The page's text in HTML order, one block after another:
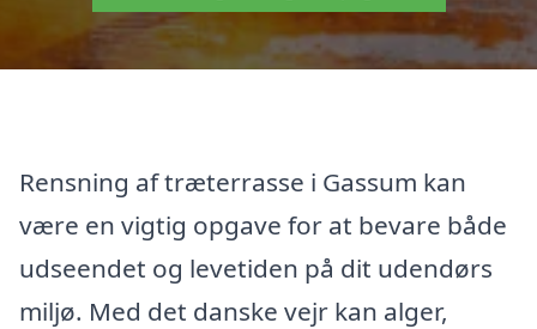
Rensning af træterrasse i Gassum kan
være en vigtig opgave for at bevare både
udseendet og levetiden på dit udendørs
miljø. Med det danske vejr kan alger,